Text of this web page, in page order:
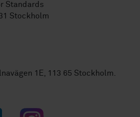
Standards
Stockholm
1E, 113 65 Stockholm.
Instagram